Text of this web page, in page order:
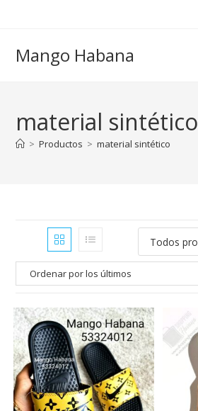
Mango Habana
material sintético
> Productos > material sintético